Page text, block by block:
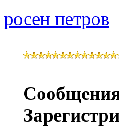
росен петров